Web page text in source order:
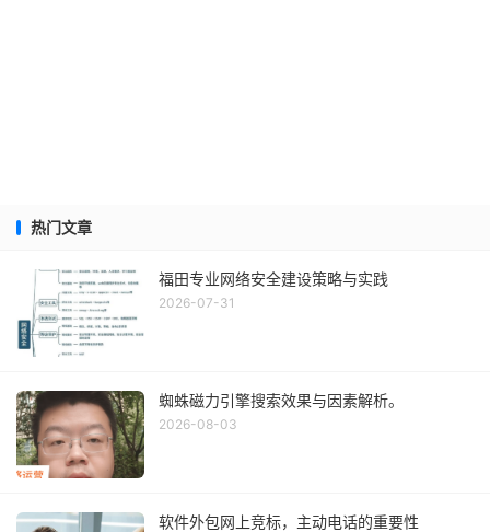
热门文章
福田专业网络安全建设策略与实践
2026-07-31
蜘蛛磁力引擎搜索效果与因素解析。
2026-08-03
软件外包网上竞标，主动电话的重要性